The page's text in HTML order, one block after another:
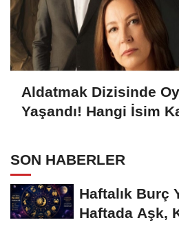
Aldatmak Dizisinde
Yaşandı! Hangi İsim
SON HABERLER
Haftalık Burç
Haftada Aşk,